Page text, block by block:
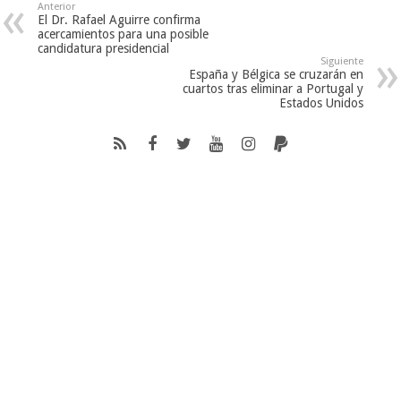
Anterior
El Dr. Rafael Aguirre confirma
acercamientos para una posible
candidatura presidencial
Siguiente
España y Bélgica se cruzarán en
cuartos tras eliminar a Portugal y
Estados Unidos